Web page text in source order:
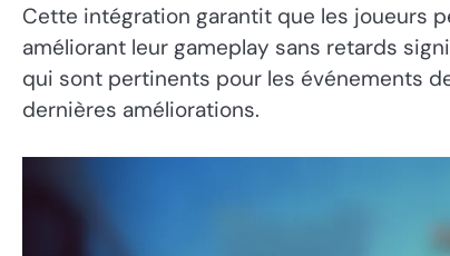
Cette intégration garantit que les joueurs
améliorant leur gameplay sans retards
qui sont pertinents pour les événements
dernières améliorations.